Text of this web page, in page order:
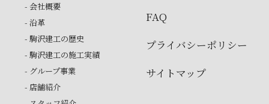
- 会社概要
- 沿革
- 駒沢建工の歴史
- 駒沢建工の施工実績
- グループ事業
- 店舗紹介
FAQ
プライバシーポリシー
サイトマップ